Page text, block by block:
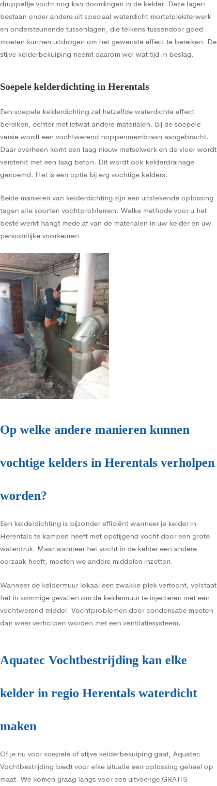
druppeltje vocht nog kan doordingen in de kelder. Deze lagen
bestaan onder andere uit speciaal waterdicht mortelpleisterwerk
en ondersteunende tussenlagen, die telkens tussendoor goed
moeten kunnen uitdrogen om het gewenste effect te bereiken. De
stijve kelderbekuiping neemt daarom wel wat tijd in beslag.
Soepele kelderdichting in Herentals
Een soepele kelderdichting zal hetzelfde waterdichte effect
bereiken, echter met ietwat andere materialen. Bij de soepele
versie wordt een vochtwerend noppenmembraan aangebracht.
Daar overheen komt een laag nieuw metselwerk en de vloer wordt
versterkt met een laag beton. Dit wordt ook kelderdrainage
genoemd. Het is een optie bij erg vochtige kelders.
Beide manieren van kelderdichting zijn een uitstekende oplossing
tegen alle soorten vochtproblemen. Welke methode voor u het
beste werkt hangt mede af van de materialen in uw kelder en uw
persoonlijke voorkeuren.
Op welke andere manieren kunnen
vochtige kelders in Herentals verholpen
worden?
Een kelderdichting is bijzonder efficiënt wanneer je kelder in
Herentals te kampen heeft met opstijgend vocht door een grote
waterdruk. Maar wanneer het vocht in de kelder een andere
oorzaak heeft, moeten we andere middelen inzetten.
Wanneer de keldermuur lokaal een zwakke plek vertoont, volstaat
het in sommige gevallen om de keldermuur te injecteren met een
vochtwerend middel. Vochtproblemen door condensatie moeten
dan weer verholpen worden met een ventilatiesysteem.
Aquatec Vochtbestrijding kan elke
kelder in regio Herentals waterdicht
maken
Of je nu voor soepele of stijve kelderbekuiping gaat, Aquatec
Vochtbestrijding biedt voor elke situatie een oplossing geheel op
maat. We komen graag langs voor een uitvoerige GRATIS